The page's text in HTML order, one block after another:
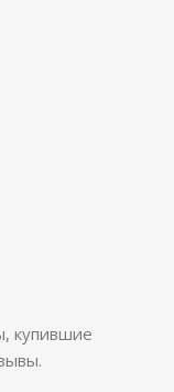
купившие